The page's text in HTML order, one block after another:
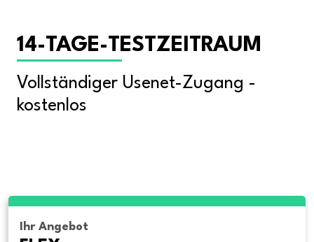
14-TAGE-TESTZEITRAUM
Vollständiger Usenet-Zugang -
kostenlos
Ihr Angebot